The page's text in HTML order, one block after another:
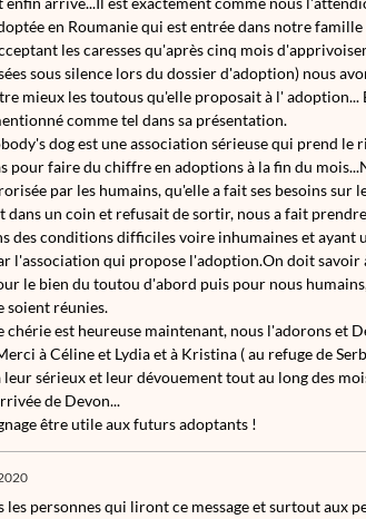
en Roumanie qui est entrée dans notre
les caresses qu'après cinq mois
sous silence lors du dossier d'adoption) nous
mieux les toutous qu'elle proposait à l'
comme tel dans sa présentation.
dog est une association sérieuse qui prend le
pour faire du chiffre en adoptions à la fin du
par les humains, qu'elle a fait ses besoins sur
dans un coin et refusait de sortir, nous a fait
des conditions difficiles voire inhumaines et ayant
l'association qui propose l'adoption.On doit savoir
le bien du toutou d'abord puis pour nous
soient réunies.
chérie est heureuse maintenant, nous l'adorons et
à Céline et Lydia et à Kristina ( au refuge de
leur sérieux et leur dévouement tout au long des
de Devon...
être utile aux futurs adoptants !
les personnes qui liront ce message et surtout aux